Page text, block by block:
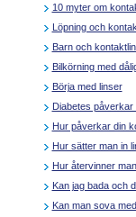
10 myter om
Löpning och
Barn och
Bilkörning med
Börja med linser
Diabetes
Hur påverkar din
Hur sätter man in
Hur återvinner
Kan jag bada och
Kan man sova